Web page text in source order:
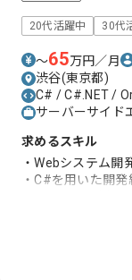
20代活躍中 30代
〜65万円／月
渋谷(東京都)
C# / C#.NET /
サーバーサイド
求めるスキル
・Webシステム開
・C#を用いた開